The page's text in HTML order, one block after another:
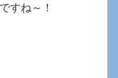
すね～！